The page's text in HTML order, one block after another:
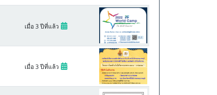
เมื่อ 3 ปีที่แล้ว
เมื่อ 3 ปีที่แล้ว